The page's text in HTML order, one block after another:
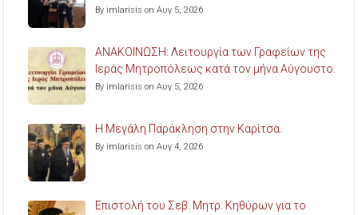
By imlarisis on Αυγ 5, 2026
ΑΝΑΚΟΙΝΩΣΗ: Λειτουργία των Γραφείων της
Ιεράς Μητροπόλεως κατά τον μήνα Αύγουστο.
By imlarisis on Αυγ 5, 2026
Η Μεγάλη Παράκληση στην Καρίτσα.
By imlarisis on Αυγ 4, 2026
Επιστολή του Σεβ. Μητρ. Κηθύρων για το